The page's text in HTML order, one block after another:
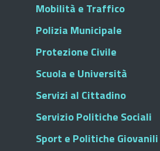
Mobilità e Traffico
Polizia Municipale
Protezione Civile
Scuola e Università
Servizi al Cittadino
Servizio Politiche Sociali
Sport e Politiche Giovanili